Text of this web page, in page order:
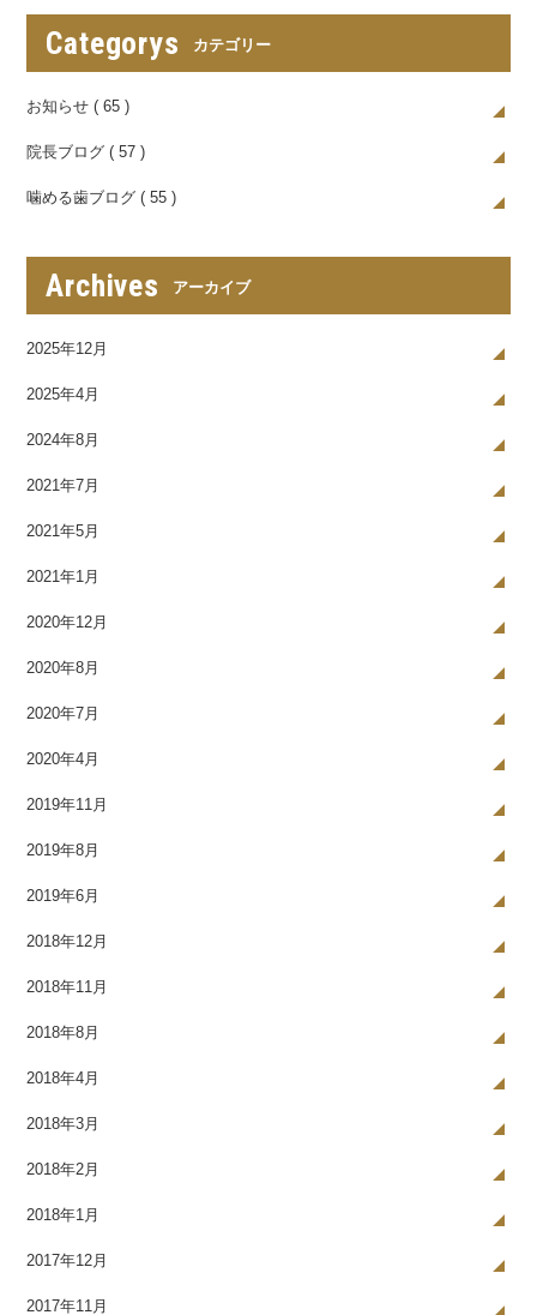
Categorys カテゴリー
お知らせ ( 65 )
院長ブログ ( 57 )
噛める歯ブログ ( 55 )
Archives アーカイブ
2025年12月
2025年4月
2024年8月
2021年7月
2021年5月
2021年1月
2020年12月
2020年8月
2020年7月
2020年4月
2019年11月
2019年8月
2019年6月
2018年12月
2018年11月
2018年8月
2018年4月
2018年3月
2018年2月
2018年1月
2017年12月
2017年11月